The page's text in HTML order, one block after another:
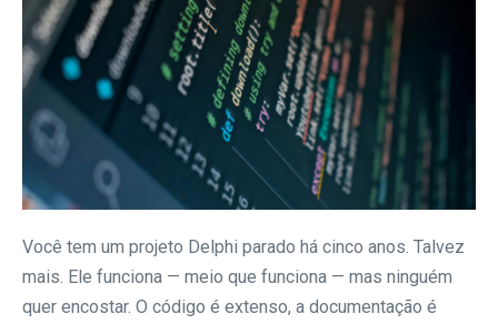
Você tem um projeto Delphi parado há cinco anos. Talvez
mais. Ele funciona — meio que funciona — mas ninguém
quer encostar. O código é extenso, a documentação é